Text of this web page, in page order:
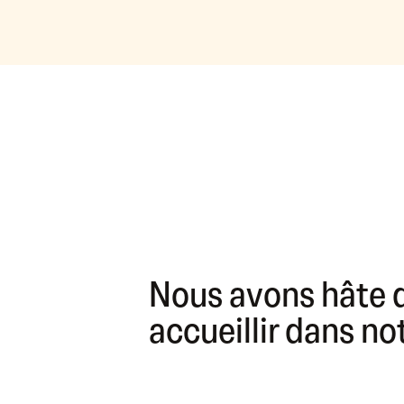
Nous avons hâte
accueillir dans